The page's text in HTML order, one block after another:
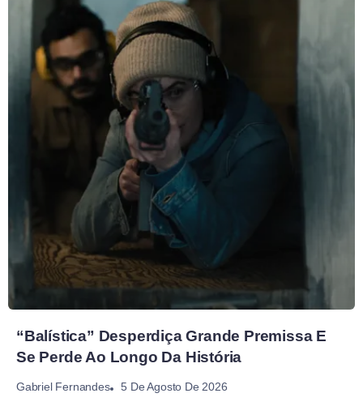
“Balística” Desperdiça Grande Premissa E
Se Perde Ao Longo Da História
Gabriel Fernandes 5 De Agosto De 2026